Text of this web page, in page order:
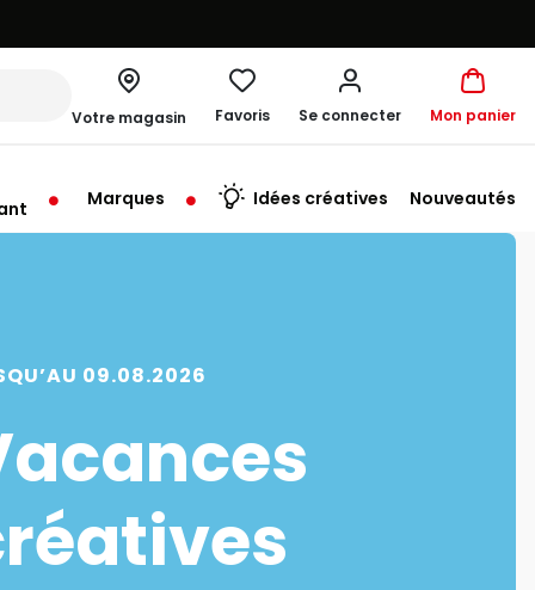
Votre magasin
à 19:30
Favoris Se connecter Mon panier
Marques Idées créatives Nouveautés
09.08.2026